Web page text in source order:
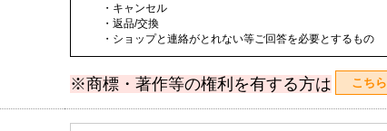
・キャンセル
・返品/交換
・ショップと連絡がとれない等ご回答を必要とするもの
※商標・著作等の権利を有する方は こちら